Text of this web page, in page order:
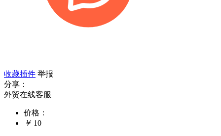
收藏插件 举报
分享：
外贸在线客服
价格：
￥ 10